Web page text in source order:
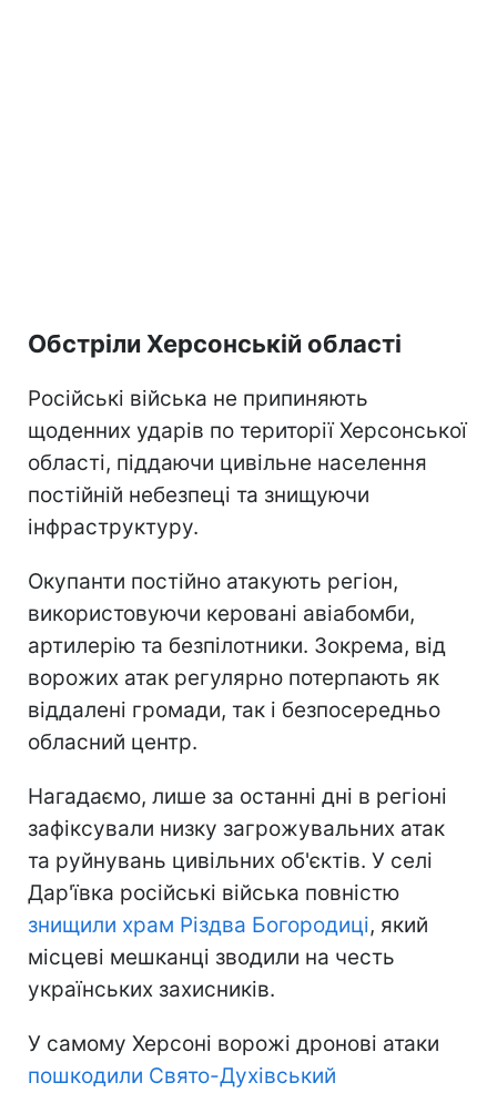
Обстріли Херсонській області
Російські війська не припиняють
щоденних ударів по території Херсонської
області, піддаючи цивільне населення
постійній небезпеці та знищуючи
інфраструктуру.
Окупанти постійно атакують регіон,
використовуючи керовані авіабомби,
артилерію та безпілотники. Зокрема, від
ворожих атак регулярно потерпають як
віддалені громади, так і безпосередньо
обласний центр.
Нагадаємо, лише за останні дні в регіоні
зафіксували низку загрожувальних атак
та руйнувань цивільних об'єктів. У селі
Дар'ївка російські війська повністю
знищили храм Різдва Богородиці, який
місцеві мешканці зводили на честь
українських захисників.
У самому Херсоні ворожі дронові атаки
пошкодили Свято-Духівський